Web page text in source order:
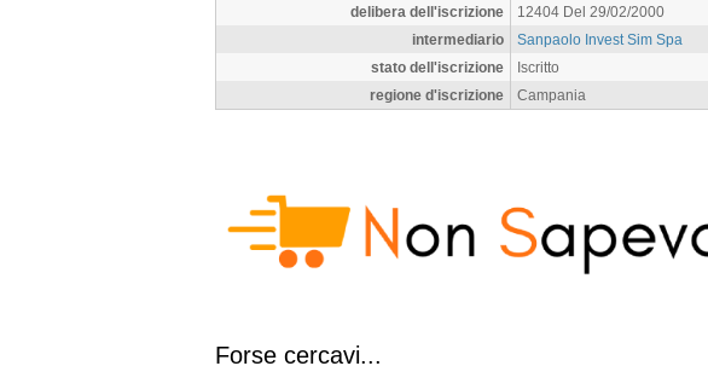
delibera dell'iscrizione
12404 Del 29/02/2000
intermediario
Sanpaolo Invest Sim Spa
stato dell'iscrizione
Iscritto
regione d'iscrizione
Campania
Forse cercavi...